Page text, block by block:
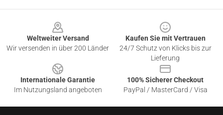
Weltweiter Versand
Wir versenden in über 200 Länder
Kaufen Sie mit Vertrauen
24/7 Schutz von Klicks bis zur
Lieferung
Internationale Garantie
Im Nutzungsland angeboten
100% Sicherer Checkout
PayPal / MasterCard / Visa